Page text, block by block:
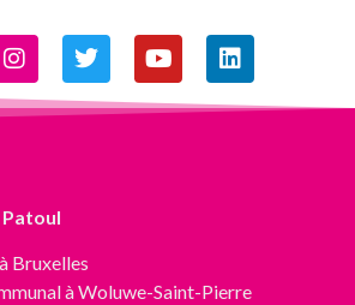
à Bruxelles
à Woluwe-Saint-Pierre